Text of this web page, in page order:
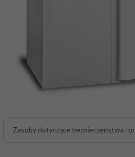
Zasoby dotyczące bezpieczeństwa i